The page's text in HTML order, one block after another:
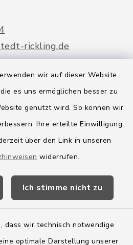
wir auf dieser Website
es uns ermöglichen besser zu
genutzt wird. So können wir
Ihre erteilte Einwilligung
über den Link in unseren
widerrufen.
Ich stimme nicht zu
dass wir technisch notwendige
optimale Darstellung unserer
rickling.de